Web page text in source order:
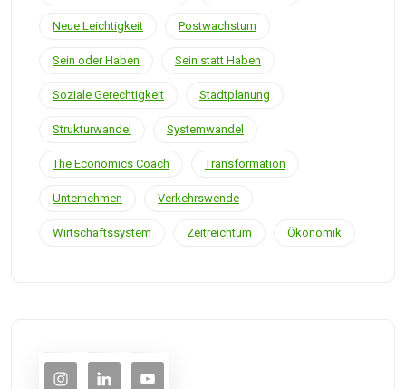
Neue Leichtigkeit Postwachstum
Sein oder Haben Sein statt Haben
Soziale Gerechtigkeit Stadtplanung
Strukturwandel Systemwandel
The Economics Coach Transformation
Unternehmen Verkehrswende
Wirtschaftssystem Zeitreichtum Ökonomik